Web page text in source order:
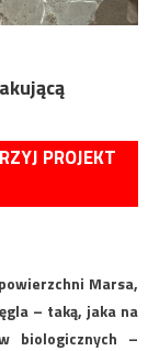
PROJEKT
Marsa,
– taką, jaka na
biologicznych –